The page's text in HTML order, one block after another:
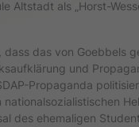
Altstadt als „Horst-
dass das von Goebbels
und
Propaganda
nationalsozialistischen
des ehemaligen